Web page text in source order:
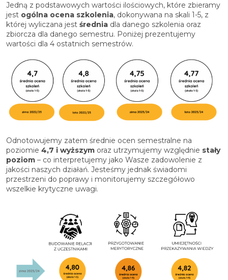
Jedną z podstawowych wartości ilościowych, które zbieramy
jest ogólna ocena szkolenia, dokonywana na skali 1-5, z
której wyliczana jest średnia dla danego szkolenia oraz
zbiorcza dla danego semestru. Poniżej prezentujemy
wartości dla 4 ostatnich semestrów.
Odnotowujemy zatem średnie ocen semestralne na
poziomie 4,7 i wyższym oraz utrzymujemy względnie stały
poziom – co interpretujemy jako Wasze zadowolenie z
jakości naszych działań. Jesteśmy jednak świadomi
przestrzeni do poprawy i monitorujemy szczegółowo
wszelkie krytyczne uwagi.